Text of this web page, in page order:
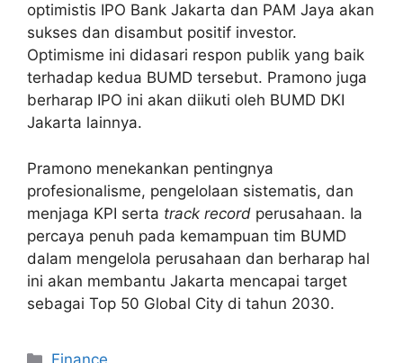
optimistis IPO Bank Jakarta dan PAM Jaya akan
sukses dan disambut positif investor.
Optimisme ini didasari respon publik yang baik
terhadap kedua BUMD tersebut. Pramono juga
berharap IPO ini akan diikuti oleh BUMD DKI
Jakarta lainnya.
Pramono menekankan pentingnya
profesionalisme, pengelolaan sistematis, dan
menjaga KPI serta track record perusahaan. Ia
percaya penuh pada kemampuan tim BUMD
dalam mengelola perusahaan dan berharap hal
ini akan membantu Jakarta mencapai target
sebagai Top 50 Global City di tahun 2030.
Categories
Finance